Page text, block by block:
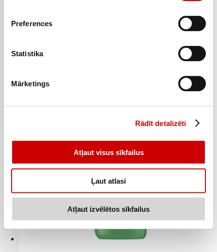
Preferences
Statistika
Mārketings
Rādīt detalizēti
Atļaut visus sīkfailus
Ļaut atlasi
Atļaut izvēlētos sīkfailus
179€